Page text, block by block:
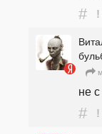
# !
не
# !